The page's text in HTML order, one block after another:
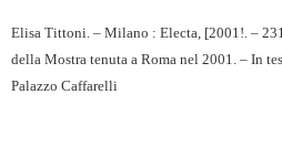
Elisa Tittoni. – Milano : Electa, [2001!. –
della Mostra tenuta a Roma nel 2001. – In
Palazzo Caffarelli